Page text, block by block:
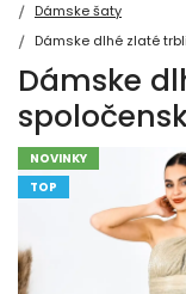
Dámske šaty
Dámske dlhé zlaté
Dámske
NOVINKY
TOP